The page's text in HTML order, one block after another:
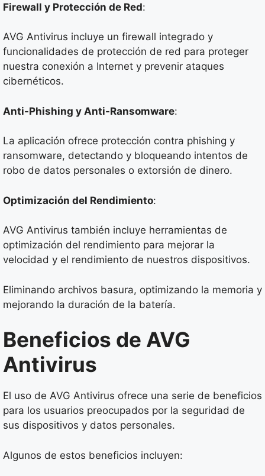
Firewall y Protección de Red:
AVG Antivirus incluye un firewall integrado y
funcionalidades de protección de red para proteger
nuestra conexión a Internet y prevenir ataques
cibernéticos.
Anti-Phishing y Anti-Ransomware:
La aplicación ofrece protección contra phishing y
ransomware, detectando y bloqueando intentos de
robo de datos personales o extorsión de dinero.
Optimización del Rendimiento:
AVG Antivirus también incluye herramientas de
optimización del rendimiento para mejorar la
velocidad y el rendimiento de nuestros dispositivos.
Eliminando archivos basura, optimizando la memoria y
mejorando la duración de la batería.
Beneficios de AVG
Antivirus
El uso de AVG Antivirus ofrece una serie de beneficios
para los usuarios preocupados por la seguridad de
sus dispositivos y datos personales.
Algunos de estos beneficios incluyen: